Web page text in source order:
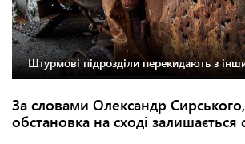
Штурмові підрозділи перекидають з
За словами Олександр
обстановка на сході